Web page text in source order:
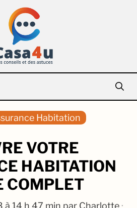
Habitation
VOTRE
HABITATION
COMPLET
à 14 h 47 min par Charlotte ·